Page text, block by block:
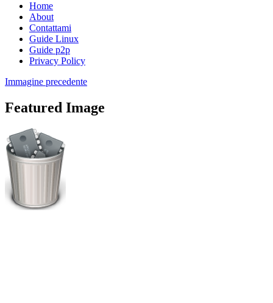
Home
About
Contattami
Guide Linux
Guide p2p
Privacy Policy
Immagine precedente
Featured Image